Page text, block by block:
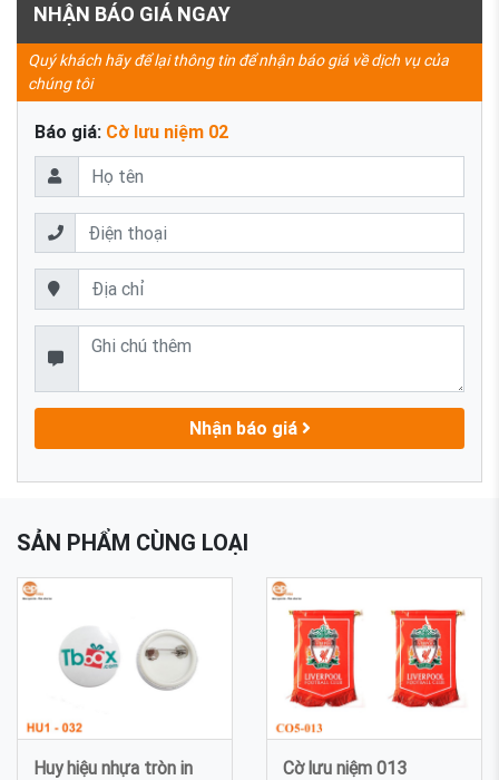
NHẬN BÁO GIÁ NGAY
Quý khách hãy để lại thông tin để nhận báo giá về dịch vụ của
chúng tôi
Báo giá: Cờ lưu niệm 02
Nhận báo giá
SẢN PHẨM CÙNG LOẠI
Huy hiệu nhựa tròn in
Cờ lưu niệm 013